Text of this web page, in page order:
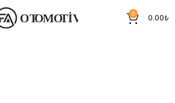
0 0.00₺